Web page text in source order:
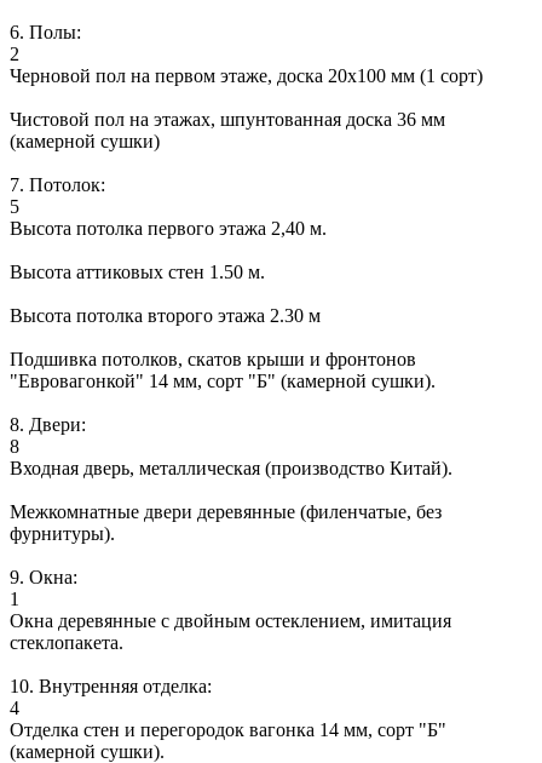
6. Полы:
2
Черновой пол на первом этаже, доска 20х100 мм (1 сорт)
Чистовой пол на этажах, шпунтованная доска 36 мм
(камерной сушки)
7. Потолок:
5
Высота потолка первого этажа 2,40 м.
Высота аттиковых стен 1.50 м.
Высота потолка второго этажа 2.30 м
Подшивка потолков, скатов крыши и фронтонов
"Евровагонкой" 14 мм, сорт "Б" (камерной сушки).
8. Двери:
8
Входная дверь, металлическая (производство Китай).
Межкомнатные двери деревянные (филенчатые, без
фурнитуры).
9. Окна:
1
Окна деревянные с двойным остеклением, имитация
стеклопакета.
10. Внутренняя отделка:
4
Отделка стен и перегородок вагонка 14 мм, сорт "Б"
(камерной сушки).